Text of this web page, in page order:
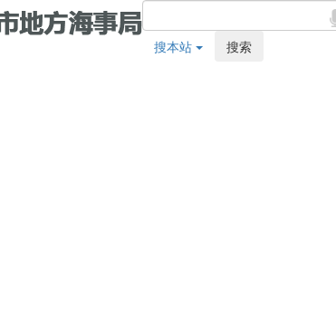
搜本站 搜索